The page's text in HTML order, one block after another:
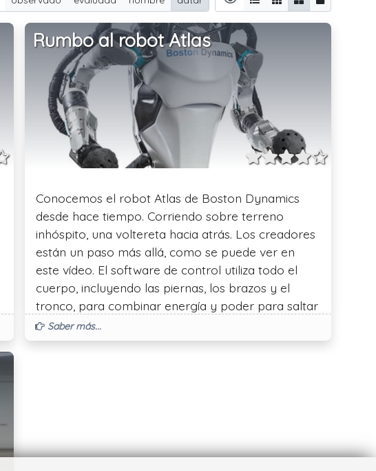
Rumbo al robot Atlas
Conocemos el robot Atlas de Boston Dynamics
desde hace tiempo. Corriendo sobre terreno
inhóspito, una voltereta hacia atrás. Los creadores
están un paso más allá, como se puede ver en
este vídeo. El software de control utiliza todo el
cuerpo, incluyendo las piernas, los brazos y el
tronco, para combinar energía y poder para saltar
sobre el tronco y subir los pasos sin romper el
tempo. (Altura del escalón 40 cm.) Atlas utiliza la
Saber más...